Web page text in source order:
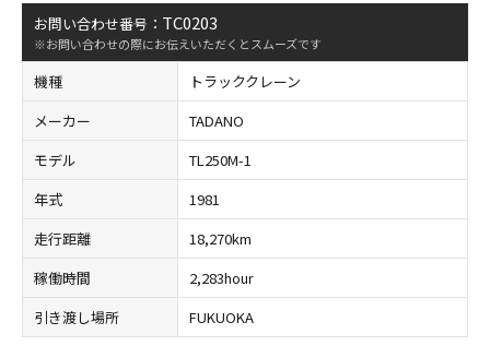
お問い合わせ番号： TC0203
※お問い合わせの際にお伝えいただくとスムーズです
機種
トラッククレーン
メーカー
TADANO
モデル
TL250M-1
年式
1981
走行距離
18,270km
稼働時間
2,283hour
引き渡し場所
FUKUOKA